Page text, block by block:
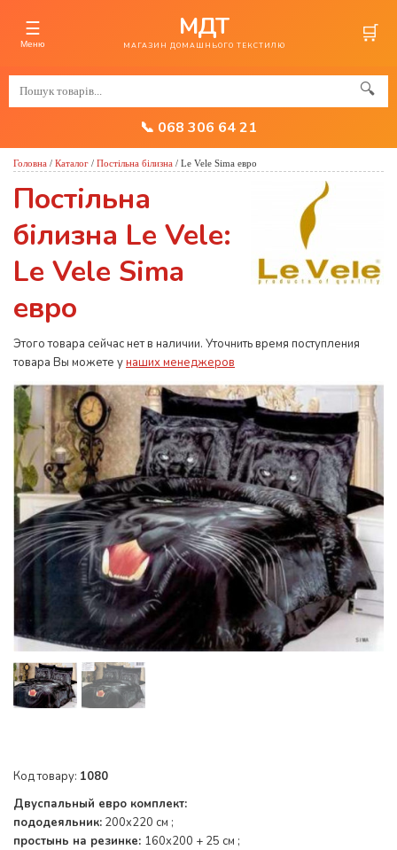
☰
Меню
МДТ
МАГАЗИН ДОМАШНЬОГО ТЕКСТИЛЮ 🛒
🔍
📞 068 306 64 21
Головна / Каталог / Постільна білизна / Le Vele Sima евро
Постільна
білизна Le Vele:
Le Vele Sima
евро
Этого товара сейчас нет в наличии. Уточнить время поступления
товара Вы можете унаших менеджеров
Код товару: 1080
Двуспальный евро комплект:
пододеяльник: 200x220 см ;
простынь на резинке: 160x200 + 25 см ;